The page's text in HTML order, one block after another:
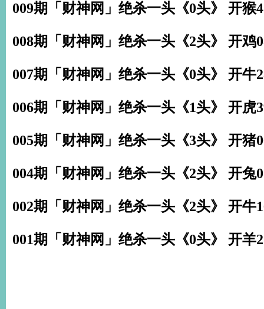
009期「财神网」绝杀一头《0头》 开猴
008期「财神网」绝杀一头《2头》 开鸡
007期「财神网」绝杀一头《0头》 开牛
006期「财神网」绝杀一头《1头》 开虎
005期「财神网」绝杀一头《3头》 开猪
004期「财神网」绝杀一头《2头》 开兔
002期「财神网」绝杀一头《2头》 开牛
001期「财神网」绝杀一头《0头》 开羊